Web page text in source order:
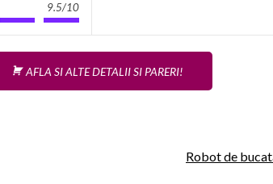
9.5/10
AFLA SI ALTE DETALII SI PARERI!
Robot de